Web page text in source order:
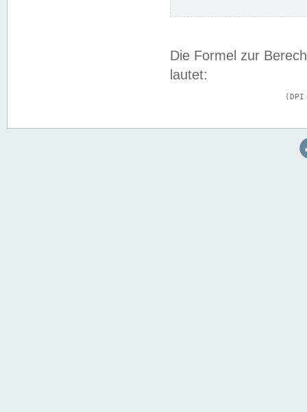
Die Formel zur
lautet: